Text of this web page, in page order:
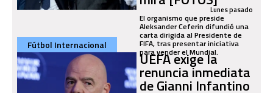
Lunes pasado
El organismo que preside
Aleksander Ceferin difundió una
carta dirigida al Presidente de
FIFA, tras presentar iniciativa
para vender el Mundial.
Fútbol Internacional
UEFA exige la
renuncia inmediata
de Gianni Infantino